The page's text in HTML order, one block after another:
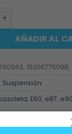
delantera BMW
AÑADIR AL
Suspensión
, E60, e87, e90